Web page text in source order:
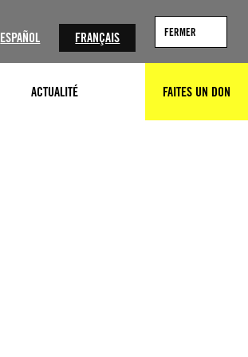
ESPAÑOL FRANÇAIS FERMER
ACTUALITÉ RECHERCHERFAITES UN DON